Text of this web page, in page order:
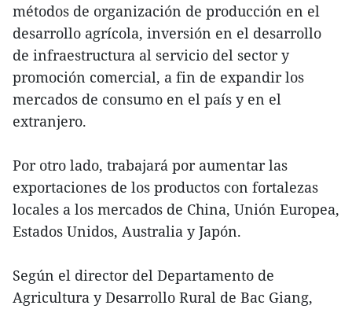
métodos de organización de producción en el
desarrollo agrícola, inversión en el desarrollo
de infraestructura al servicio del sector y
promoción comercial, a fin de expandir los
mercados de consumo en el país y en el
extranjero.
Por otro lado, trabajará por aumentar las
exportaciones de los productos con fortalezas
locales a los mercados de China, Unión Europea,
Estados Unidos, Australia y Japón.
Según el director del Departamento de
Agricultura y Desarrollo Rural de Bac Giang,